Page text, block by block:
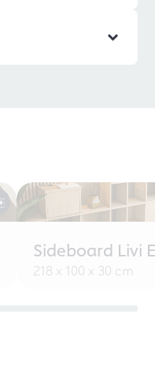
Sideboard Livi
218 x 100 x 30 cm